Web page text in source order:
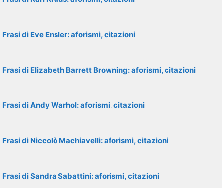
Frasi di Eve Ensler: aforismi, citazioni
Frasi di Elizabeth Barrett Browning: aforismi, citazioni
Frasi di Andy Warhol: aforismi, citazioni
Frasi di Niccolò Machiavelli: aforismi, citazioni
Frasi di Sandra Sabattini: aforismi, citazioni